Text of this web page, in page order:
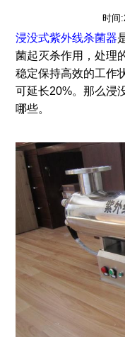
时间
浸没式紫外线杀菌器
菌起灭杀作用，处理
稳定保持高效的工作
可延长20%。那么浸
哪些。